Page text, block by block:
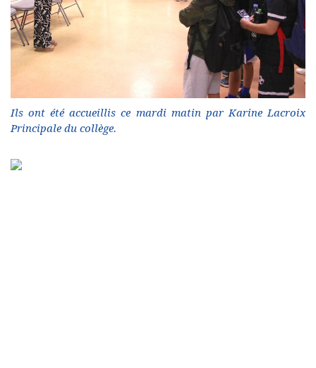
Ils ont été accueillis ce mardi matin par Karine Lacroix
Principale du collège.